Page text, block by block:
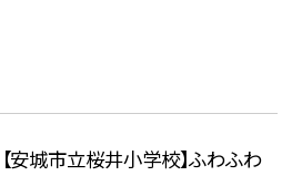
【安城市立桜井小学校】ふわふわ